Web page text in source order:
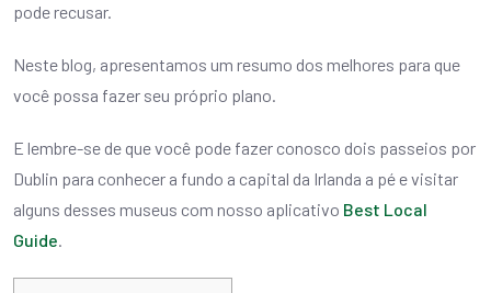
pode recusar.
Neste blog, apresentamos um resumo dos melhores para que
você possa fazer seu próprio plano.
E lembre-se de que você pode fazer conosco dois passeios por
Dublin para conhecer a fundo a capital da Irlanda a pé e visitar
alguns desses museus com nosso aplicativo Best Local
Guide.